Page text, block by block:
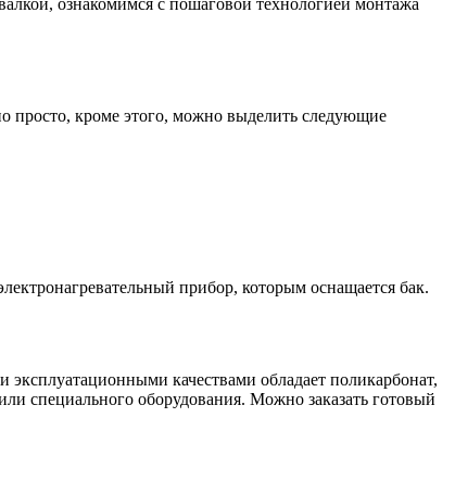
просто, кроме этого, можно выделить следующие
прибор, которым оснащается бак.
качествами обладает поликарбонат,
специального оборудования. Можно заказать готовый